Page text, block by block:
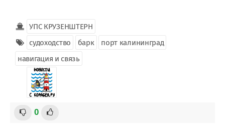
УПС КРУЗЕНШТЕРН
судоходство
барк
порт калининград
навигация и связь
0